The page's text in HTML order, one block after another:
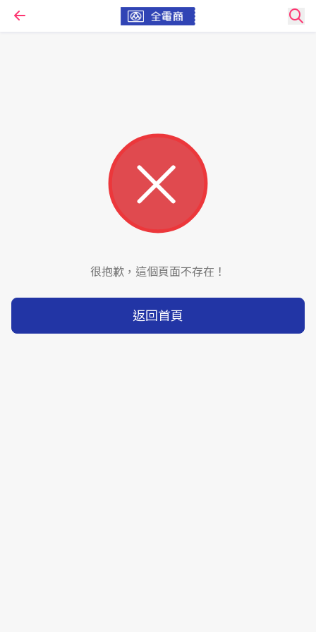
很抱歉，這個頁面不存在！
返回首頁